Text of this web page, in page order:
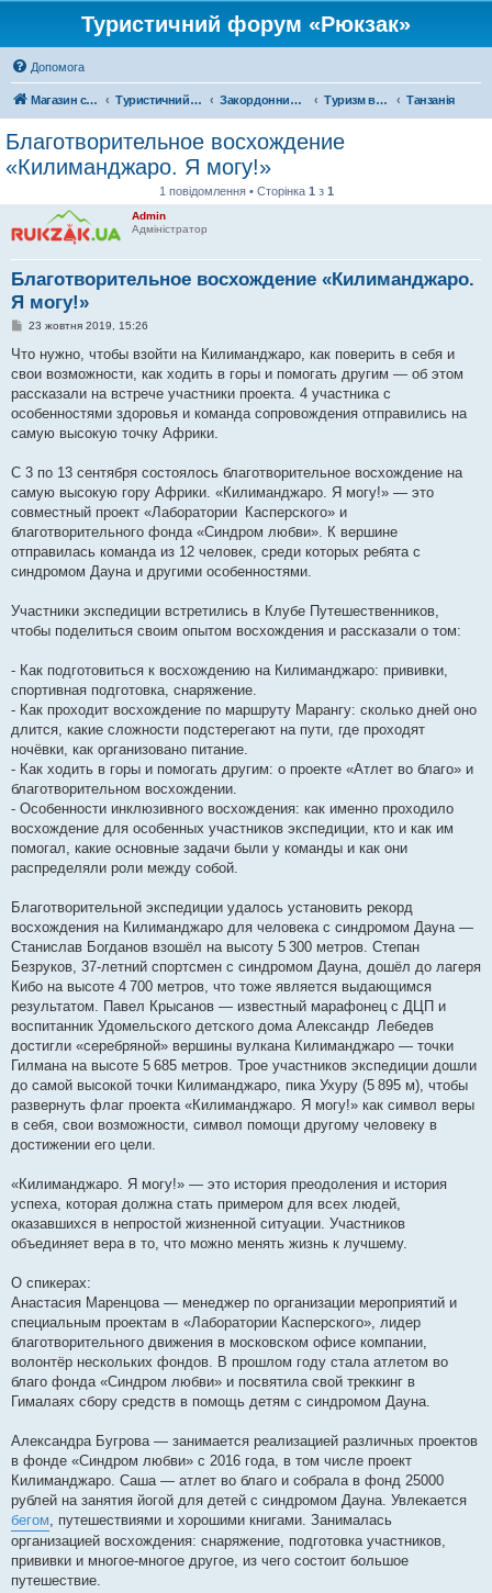
Туристичний форум «Рюкзак»
Допомога
Магазин спорядження Туристичний форум «Рюкзак» Закордонний туризм Туризм в Африці Танзанія
Благотворительное восхождение
«Килиманджаро. Я могу!»
1 повідомлення • Сторінка 1 з 1
Admin
Адміністратор
Благотворительное восхождение «Килиманджаро.
Я могу!»
П
в
д
о
л
е
я
23 жовтня 2019, 15:26
Что нужно, чтобы взойти на Килиманджаро, как поверить в себя и
свои возможности, как ходить в горы и помогать другим — об этом
рассказали на встрече участники проекта. 4 участника с
особенностями здоровья и команда сопровождения отправились на
самую высокую точку Африки.
С 3 по 13 сентября состоялось благотворительное восхождение на
самую высокую гору Африки. «Килиманджаро. Я могу!» — это
совместный проект «Лаборатории Касперского» и
благотворительного фонда «Синдром любви». К вершине
отправилась команда из 12 человек, среди которых ребята с
синдромом Дауна и другими особенностями.
Участники экспедиции встретились в Клубе Путешественников,
чтобы поделиться своим опытом восхождения и рассказали о том:
- Как подготовиться к восхождению на Килиманджаро: прививки,
спортивная подготовка, снаряжение.
- Как проходит восхождение по маршруту Марангу: сколько дней оно
длится, какие сложности подстерегают на пути, где проходят
ночёвки, как организовано питание.
- Как ходить в горы и помогать другим: о проекте «Атлет во благо» и
благотворительном восхождении.
- Особенности инклюзивного восхождения: как именно проходило
восхождение для особенных участников экспедиции, кто и как им
помогал, какие основные задачи были у команды и как они
распределяли роли между собой.
Благотворительной экспедиции удалось установить рекорд
восхождения на Килиманджаро для человека с синдромом Дауна —
Станислав Богданов взошёл на высоту 5 300 метров. Степан
Безруков, 37-летний спортсмен с синдромом Дауна, дошёл до лагеря
Кибо на высоте 4 700 метров, что тоже является выдающимся
результатом. Павел Крысанов — известный марафонец с ДЦП и
воспитанник Удомельского детского дома Александр Лебедев
достигли «серебряной» вершины вулкана Килиманджаро — точки
Гилмана на высоте 5 685 метров. Трое участников экспедиции дошли
до самой высокой точки Килиманджаро, пика Ухуру (5 895 м), чтобы
развернуть флаг проекта «Килиманджаро. Я могу!» как символ веры
в себя, свои возможности, символ помощи другому человеку в
достижении его цели.
«Килиманджаро. Я могу!» — это история преодоления и история
успеха, которая должна стать примером для всех людей,
оказавшихся в непростой жизненной ситуации. Участников
объединяет вера в то, что можно менять жизнь к лучшему.
О спикерах:
Анастасия Маренцова — менеджер по организации мероприятий и
специальным проектам в «Лаборатории Касперского», лидер
благотворительного движения в московском офисе компании,
волонтёр нескольких фондов. В прошлом году стала атлетом во
благо фонда «Синдром любви» и посвятила свой треккинг в
Гималаях сбору средств в помощь детям с синдромом Дауна.
Александра Бугрова — занимается реализацией различных проектов
в фонде «Синдром любви» с 2016 года, в том числе проект
Килиманджаро. Саша — атлет во благо и собрала в фонд 25000
рублей на занятия йогой для детей с синдромом Дауна. Увлекается
бегом, путешествиями и хорошими книгами. Занималась
организацией восхождения: снаряжение, подготовка участников,
прививки и многое-многое другое, из чего состоит большое
путешествие.